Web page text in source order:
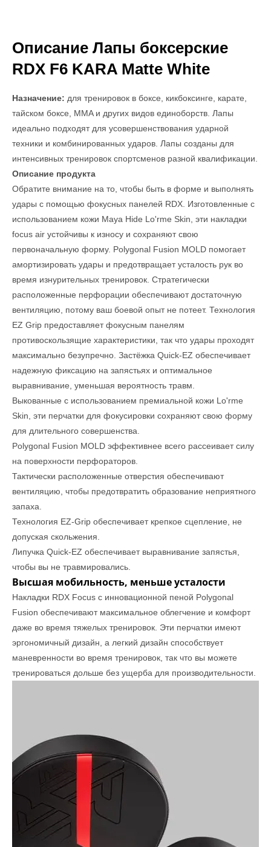
Описание Лапы боксерские
RDX F6 KARA Matte White
Назначение: для тренировок в боксе, кикбоксинге, карате,
тайском боксе, MMA и других видов единоборств. Лапы
идеально подходят для усовершенствования ударной
техники и комбинированных ударов. Лапы созданы для
интенсивных тренировок спортсменов разной квалификации.
Описание продукта
Обратите внимание на то, чтобы быть в форме и выполнять
удары с помощью фокусных панелей RDX. Изготовленные с
использованием кожи Maya Hide Lo'rme Skin, эти накладки
focus air устойчивы к износу и сохраняют свою
первоначальную форму. Polygonal Fusion MOLD помогает
амортизировать удары и предотвращает усталость рук во
время изнурительных тренировок. Стратегически
расположенные перфорации обеспечивают достаточную
вентиляцию, потому ваш боевой опыт не потеет. Технология
EZ Grip предоставляет фокусным панелям
противоскользящие характеристики, так что удары проходят
максимально безупречно. Застёжка Quick-EZ обеспечивает
надежную фиксацию на запястьях и оптимальное
выравнивание, уменьшая вероятность травм.
Выкованные с использованием премиальной кожи Lo'rme
Skin, эти перчатки для фокусировки сохраняют свою форму
для длительного совершенства.
Polygonal Fusion MOLD эффективнее всего рассеивает силу
на поверхности перфораторов.
Тактически расположенные отверстия обеспечивают
вентиляцию, чтобы предотвратить образование неприятного
запаха.
Технология EZ-Grip обеспечивает крепкое сцепление, не
допуская скольжения.
Липучка Quick-EZ обеспечивает выравнивание запястья,
чтобы вы не травмировались.
Высшая мобильность, меньше усталости
Накладки RDX Focus с инновационной пеной Polygonal
Fusion обеспечивают максимальное облегчение и комфорт
даже во время тяжелых тренировок. Эти перчатки имеют
эргономичный дизайн, а легкий дизайн способствует
маневренности во время тренировок, так что вы можете
тренироваться дольше без ущерба для производительности.